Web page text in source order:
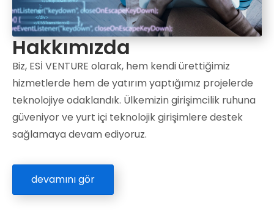
Hakkımızda
Biz, ESİ VENTURE olarak, hem kendi ürettiğimiz
hizmetlerde hem de yatırım yaptığımız projelerde
teknolojiye odaklandık. Ülkemizin girişimcilik ruhuna
güveniyor ve yurt içi teknolojik girişimlere destek
sağlamaya devam ediyoruz.
devamını gör